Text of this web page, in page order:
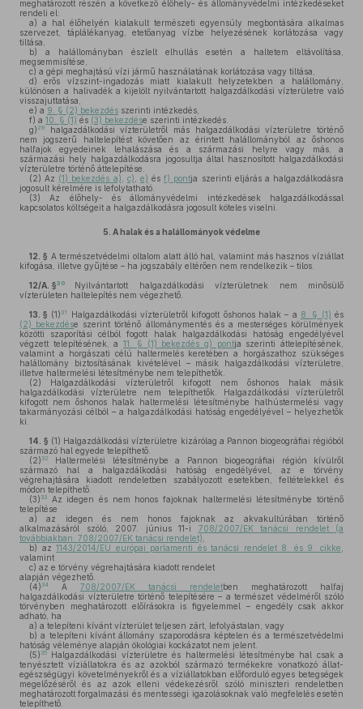
meghatározott részén a következő élőhely- és állományvédelmi intézkedéseket
rendeli el:
a) a hal élőhelyén kialakult természeti egyensúly megbontására alkalmas
szervezet, táplálékanyag, etetőanyag vízbe helyezésének korlátozása vagy
tiltása,
b) a halállományban észlelt elhullás esetén a haltetem eltávolítása,
megsemmisítése,
c) a gépi meghajtású vízi jármű használatának korlátozása vagy tiltása,
d) erős vízszint-ingadozás miatt kialakult helyzetekben a halállomány,
különösen a halivadék a kijelölt nyilvántartott halgazdálkodási vízterületre való
visszajuttatása,
e) a 9. § (2) bekezdés szerinti intézkedés,
f) a 10. § (1) és (3) bekezdése szerinti intézkedés.
g) 29
halgazdálkodási vízterületről más halgazdálkodási vízterületre történő
nem jogszerű haltelepítést követően az érintett halállományból az őshonos
halfajok egyedeinek lehalászása és a származási helyre vagy más, a
származási hely halgazdálkodásra jogosultja által hasznosított halgazdálkodási
vízterületre történő áttelepítése.
(2) Az (1) bekezdés a) c) e) ésf) pontja szerinti eljárás a halgazdálkodásra
jogosult kérelmére is lefolytatható.
(3) Az élőhely- és állományvédelmi intézkedések halgazdálkodással
kapcsolatos költségeit a halgazdálkodásra jogosult köteles viselni.
5. A halak és a halállományok védelme
12. § A természetvédelmi oltalom alatt álló hal, valamint más hasznos víziállat
kifogása, illetve gyűjtése – ha jogszabály eltérően nem rendelkezik – tilos.
12/A. §30
Nyilvántartott halgazdálkodási vízterületnek nem minősülő
vízterületen haltelepítés nem végezhető.
13. § (1)31 Halgazdálkodási vízterületről kifogott őshonos halak – a 8. § (1) és
(2) bekezdése szerint történő állománymentés és a mesterséges körülmények
közötti szaporítási célból fogott halak halgazdálkodási hatóság engedélyével
végzett telepítésének, a11. § (1) bekezdés g) pontja szerinti áttelepítésének,
valamint a horgászati célú haltermelés keretében a horgászathoz szükséges
halállomány biztosításának kivételével – másik halgazdálkodási vízterületre,
illetve haltermelési létesítménybe nem telepíthetők.
(2) Halgazdálkodási vízterületről kifogott nem őshonos halak másik
halgazdálkodási vízterületre nem telepíthetők. Halgazdálkodási vízterületről
kifogott nem őshonos halak haltermelési létesítménybe halhústermelési vagy
takarmányozási célból – a halgazdálkodási hatóság engedélyével – helyezhetők
ki.
14. § (1) Halgazdálkodási vízterületre kizárólag a Pannon biogeográfiai régióból
származó hal egyede telepíthető.
(2) 32
Haltermelési létesítménybe a Pannon biogeográfiai régión kívülről
származó hal a halgazdálkodási hatóság engedélyével, az e törvény
végrehajtására kiadott rendeletben szabályozott esetekben, feltételekkel és
módon telepíthető.
(3) 33
Az idegen és nem honos fajoknak haltermelési létesítménybe történő
telepítése
a) az idegen és nem honos fajoknak az akvakultúrában történő
alkalmazásáról szóló, 2007. június 11-i 708/2007/EK tanácsi rendelet (a
továbbiakban: 708/2007/EK tanácsi rendelet)
b) az1143/2014/EU európai parlamenti és tanácsi rendelet 8. és 9. cikke
valamint
c) az e törvény végrehajtására kiadott rendelet
alapján végezhető.
(4) 34 A 708/2007/EK tanácsi rendeletben meghatározott halfaj
halgazdálkodási vízterületre történő telepítésére – a természet védelméről szóló
törvényben meghatározott előírásokra is figyelemmel – engedély csak akkor
adható, ha
a) a telepíteni kívánt vízterület teljesen zárt, lefolyástalan, vagy
b) a telepíteni kívánt állomány szaporodásra képtelen és a természetvédelmi
hatóság véleménye alapján ökológiai kockázatot nem jelent.
(5) 35
Halgazdálkodási vízterületre és haltermelési létesítménybe hal csak a
tenyésztett víziállatokra és az azokból származó termékekre vonatkozó állat-
egészségügyi követelményekről és a víziállatokban előforduló egyes betegségek
megelőzéséről és az azok elleni védekezésről szóló miniszteri rendeletben
meghatározott forgalmazási és mentességi igazolásoknak való megfelelés esetén
telepíthető.